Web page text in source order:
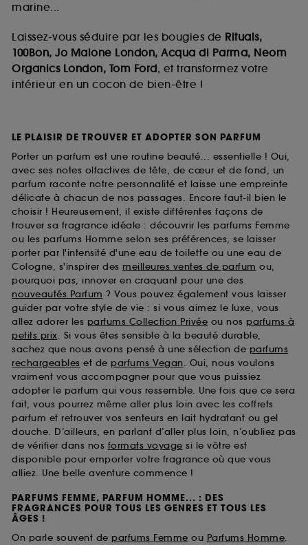
marine...
Laissez-vous séduire par les bougies de Rituals,
100Bon, Jo Malone London, Acqua di Parma, Neom
Organics London, Tom Ford, et transformez votre
intérieur en un cocon de bien-être !
LE PLAISIR DE TROUVER ET ADOPTER SON PARFUM
Porter un parfum est une routine beauté... essentielle ! Oui,
avec ses notes olfactives de tête, de cœur et de fond, un
parfum raconte notre personnalité et laisse une empreinte
délicate à chacun de nos passages. Encore faut-il bien le
choisir ! Heureusement, il existe différentes façons de
trouver sa fragrance idéale : découvrir les parfums Femme
ou les parfums Homme selon ses préférences, se laisser
porter par l'intensité d'une eau de toilette ou une eau de
Cologne, s'inspirer des meilleures ventes de parfum ou,
pourquoi pas, innover en craquant pour une des
nouveautés Parfum ? Vous pouvez également vous laisser
guider par votre style de vie : si vous aimez le luxe, vous
allez adorer les parfums Collection Privée ou nos parfums à
petits prix. Si vous êtes sensible à la beauté durable,
sachez que nous avons pensé à une sélection de parfums
rechargeables et de parfums Vegan. Oui, nous voulons
vraiment vous accompagner pour que vous puissiez
adopter le parfum qui vous ressemble. Une fois que ce sera
fait, vous pourrez même aller plus loin avec les coffrets
parfum et retrouver vos senteurs en lait hydratant ou gel
douche. D’ailleurs, en parlant d’aller plus loin, n’oubliez pas
de vérifier dans nos formats voyage si le vôtre est
disponible pour emporter votre fragrance où que vous
alliez. Une belle aventure commence !
PARFUMS FEMME, PARFUM HOMME... : DES
FRAGRANCES POUR TOUS LES GENRES ET TOUS LES
ÂGES !
On parle souvent de parfums Femme ou Parfums Homme.